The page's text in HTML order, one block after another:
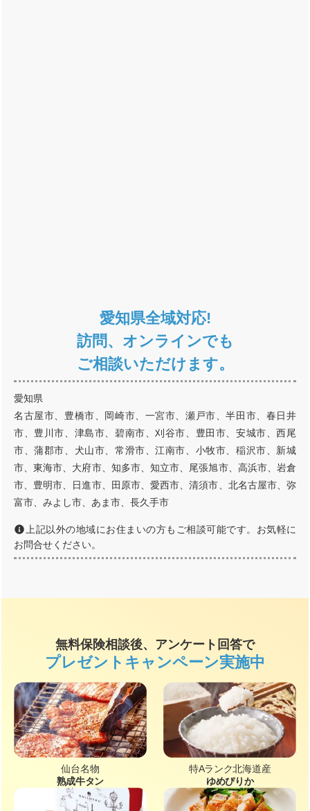
愛知県全域対応!
訪問、オンラインでも
ご相談いただけます。
愛知県
名古屋市、豊橋市、岡崎市、一宮市、瀬戸市、半田市、春日井
市、豊川市、津島市、碧南市、刈谷市、豊田市、安城市、西尾
市、蒲郡市、犬山市、常滑市、江南市、小牧市、稲沢市、新城
市、東海市、大府市、知多市、知立市、尾張旭市、高浜市、岩倉
市、豊明市、日進市、田原市、愛西市、清須市、北名古屋市、弥
富市、みよし市、あま市、長久手市
上記以外の地域にお住まいの方もご相談可能です。お気軽に
お問合せください。
無料保険相談後、アンケート回答で
プレゼントキャンペーン実施中
仙台名物
熟成牛タン
特Aランク北海道産
ゆめぴりか